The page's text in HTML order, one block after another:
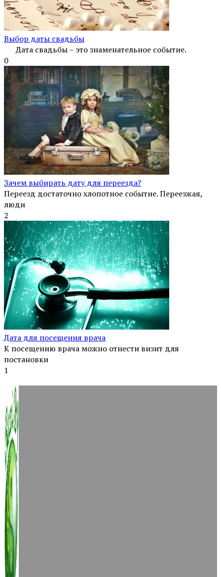
Выбор даты свадьбы
Дата свадьбы – это знаменательное событие.
0
Зачем выбирать дату для переезда?
Переезд достаточно хлопотное событие. Переезжая,
люди
2
Дата для посещения врача
К посещению врача можно отнести визит для
постановки
1